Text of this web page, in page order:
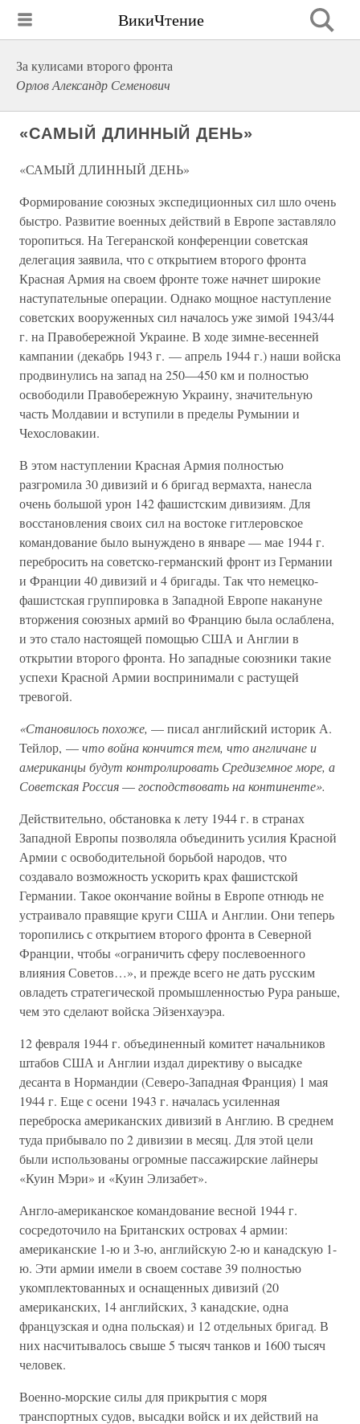
ВикиЧтение
За кулисами второго фронта
Орлов Александр Семенович
«САМЫЙ ДЛИННЫЙ ДЕНЬ»
«САМЫЙ ДЛИННЫЙ ДЕНЬ»
Формирование союзных экспедиционных сил шло очень
быстро. Развитие военных действий в Европе заставляло
торопиться. На Тегеранской конференции советская
делегация заявила, что с открытием второго фронта
Красная Армия на своем фронте тоже начнет широкие
наступательные операции. Однако мощное наступление
советских вооруженных сил началось уже зимой 1943/44
г. на Правобережной Украине. В ходе зимне-весенней
кампании (декабрь 1943 г. — апрель 1944 г.) наши войска
продвинулись на запад на 250—450 км и полностью
освободили Правобережную Украину, значительную
часть Молдавии и вступили в пределы Румынии и
Чехословакии.
В этом наступлении Красная Армия полностью
разгромила 30 дивизий и 6 бригад вермахта, нанесла
очень большой урон 142 фашистским дивизиям. Для
восстановления своих сил на востоке гитлеровское
командование было вынуждено в январе — мае 1944 г.
перебросить на советско-германский фронт из Германии
и Франции 40 дивизий и 4 бригады. Так что немецко-
фашистская группировка в Западной Европе накануне
вторжения союзных армий во Францию была ослаблена,
и это стало настоящей помощью США и Англии в
открытии второго фронта. Но западные союзники такие
успехи Красной Армии воспринимали с растущей
тревогой.
«Становилось похоже, — писал английский историк А.
Тейлор, —что война кончится тем, что англичане и
американцы будут контролировать Средиземное море, а
Советская Россия—господствовать на континенте».
Действительно, обстановка к лету 1944 г. в странах
Западной Европы позволяла объединить усилия Красной
Армии с освободительной борьбой народов, что
создавало возможность ускорить крах фашистской
Германии. Такое окончание войны в Европе отнюдь не
устраивало правящие круги США и Англии. Они теперь
торопились с открытием второго фронта в Северной
Франции, чтобы «ограничить сферу послевоенного
влияния Советов…», и прежде всего не дать русским
овладеть стратегической промышленностью Рура раньше,
чем это сделают войска Эйзенхауэра.
12 февраля 1944 г. объединенный комитет начальников
штабов США и Англии издал директиву о высадке
десанта в Нормандии (Северо-Западная Франция) 1 мая
1944 г. Еще с осени 1943 г. началась усиленная
переброска американских дивизий в Англию. В среднем
туда прибывало по 2 дивизии в месяц. Для этой цели
были использованы огромные пассажирские лайнеры
«Куин Мэри» и «Куин Элизабет».
Англо-американское командование весной 1944 г.
сосредоточило на Британских островах 4 армии:
американские 1-ю и 3-ю, английскую 2-ю и канадскую 1-
ю. Эти армии имели в своем составе 39 полностью
укомплектованных и оснащенных дивизий (20
американских, 14 английских, 3 канадские, одна
французская и одна польская) и 12 отдельных бригад. В
них насчитывалось свыше 5 тысяч танков и 1600 тысяч
человек.
Военно-морские силы для прикрытия с моря
транспортных судов, высадки войск и их действий на